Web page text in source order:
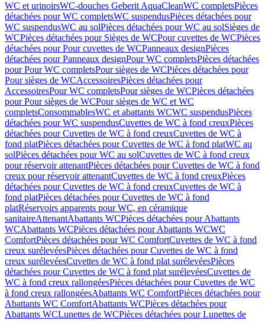
WC et urinoirsWC-douches Geberit AquaCleanWC completsPièces
détachées pour WC completsWC suspendusPièces détachées pour
WC suspendusWC au solPièces détachées pour WC au solSièges de
WCPièces détachées pour Sièges de WCPour cuvettes de WCPièces
détachées pour Pour cuvettes de WCPanneaux designPièces
détachées pour Panneaux designPour WC completsPièces détachées
pour Pour WC completsPour sièges de WCPièces détachées pour
Pour sièges de WCAccessoiresPièces détachées pour
AccessoiresPour WC completsPour sièges de WCPièces détachées
pour Pour sièges de WCPour sièges de WC et WC
completsConsommablesWC et abattants WCWC suspendusPièces
détachées pour WC suspendusCuvettes de WC à fond creuxPièces
détachées pour Cuvettes de WC à fond creuxCuvettes de WC à
fond platPièces détachées pour Cuvettes de WC à fond platWC au
solPièces détachées pour WC au solCuvettes de WC à fond creux
pour réservoir attenantPièces détachées pour Cuvettes de WC à fond
creux pour réservoir attenantCuvettes de WC à fond creuxPièces
détachées pour Cuvettes de WC à fond creuxCuvettes de WC à
fond platPièces détachées pour Cuvettes de WC à fond
platRéservoirs apparents pour WC, en céramique
sanitaireAttenantAbattants WCPièces détachées pour Abattants
WCAbattants WCPièces détachées pour Abattants WCWC
ComfortPièces détachées pour WC ComfortCuvettes de WC à fond
creux surélevéesPièces détachées pour Cuvettes de WC à fond
creux surélevéesCuvettes de WC à fond plat surélevéesPièces
détachées pour Cuvettes de WC à fond plat surélevéesCuvettes de
WC à fond creux rallongéesPièces détachées pour Cuvettes de WC
à fond creux rallongéesAbattants WC ComfortPièces détachées pour
Abattants WC ComfortAbattants WCPièces détachées pour
Abattants WCLunettes de WCPièces détachées pour Lunettes de